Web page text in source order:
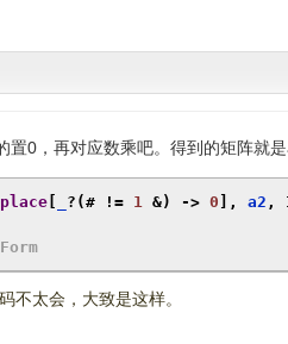
置0，再对应数乘吧。得到的矩阵就
[ ?(# != 1 &) -> 0 ], a2 ,
不太会，大致是这样。